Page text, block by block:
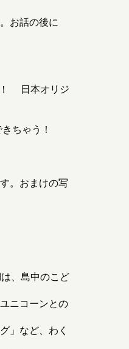
お話の後に
！ 日本オリジ
きちゃう！
。おまけの写
、島中のこど
ニコーンとの
」など、わく